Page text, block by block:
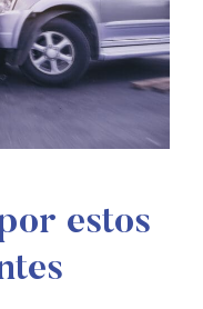
estos